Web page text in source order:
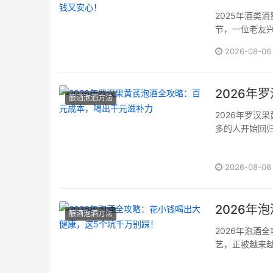
2025年酒类消
节，一位老友
酒行业摸爬滚
2026-08-06
酿酒泡酒方法 2026年罗
2026年罗汉果
多的人开始回
其天然的清甜
2026-08-06
酿酒泡酒方法 2026年泡
2026年泡酒全
艺，正被越来